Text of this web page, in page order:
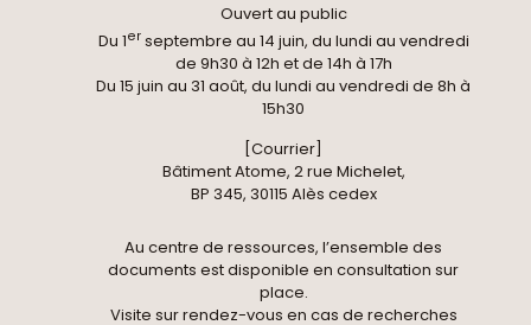
Ouvert au public
Du 1erseptembre au 14 juin, du lundi au vendredi
de 9h30 à 12h et de 14h à 17h
Du 15 juin au 31 août, du lundi au vendredi de 8h à
15h30
[Courrier]
Bâtiment Atome, 2 rue Michelet,
BP 345, 30115 Alès cedex
Au centre de ressources, l’ensemble des
documents est disponible en consultation sur
place.
Visite sur rendez-vous en cas de recherches